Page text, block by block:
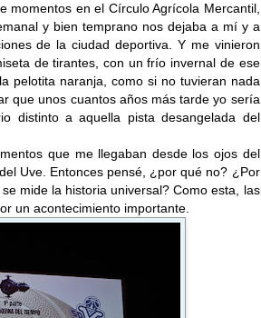
momentos en el Círculo Agrícola Mercantil,
y bien temprano nos dejaba a mí y a
de la ciudad deportiva. Y me vinieron
de tirantes, con un frío invernal de ese
pelotita naranja, como si no tuvieran nada
que unos cuantos años más tarde yo sería
distinto a aquella pista desangelada del
que me llegaban desde los ojos del
Uve. Entonces pensé, ¿por qué no? ¿Por
mide la historia universal? Como esta, las
un acontecimiento importante.